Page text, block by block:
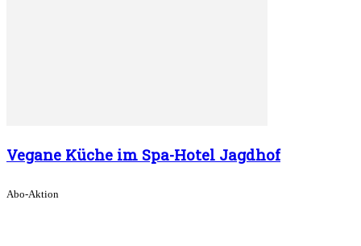
Vegane Küche im Spa-Hotel Jagdhof
Abo-Aktion